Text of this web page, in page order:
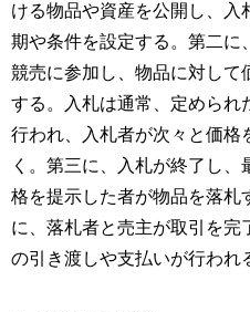
ける物品や資産を公開し、入
期や条件を設定する。第二に
競売に参加し、物品に対して
する。入札は通常、定められ
行われ、入札者が次々と価格
く。第三に、入札が終了し、
格を提示した者が物品を落札
に、落札者と売主が取引を完
の引き渡しや支払いが行われ